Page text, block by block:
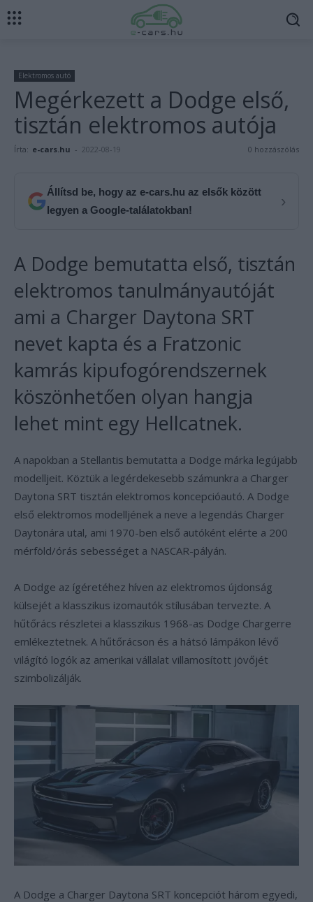
Elektromos autó
Megérkezett a Dodge első,
tisztán elektromos autója
Írta: e-cars.hu - 2022-08-19 0 hozzászólás
Állítsd be, hogy az e-cars.hu az elsők között
legyen a Google-találatokban!
›
A Dodge bemutatta első, tisztán
elektromos tanulmányautóját
ami a Charger Daytona SRT
nevet kapta és a Fratzonic
kamrás kipufogórendszernek
köszönhetően olyan hangja
lehet mint egy Hellcatnek.
A napokban a Stellantis bemutatta a Dodge márka legújabb
modelljeit. Köztük a legérdekesebb számunkra a Charger
Daytona SRT tisztán elektromos koncepcióautó. A Dodge
első elektromos modelljének a neve a legendás Charger
Daytonára utal, ami 1970-ben első autóként elérte a 200
mérföld/órás sebességet a NASCAR-pályán.
A Dodge az ígéretéhez híven az elektromos újdonság
külsejét a klasszikus izomautók stílusában tervezte. A
hűtőrács részletei a klasszikus 1968-as Dodge Chargerre
emlékeztetnek. A hűtőrácson és a hátsó lámpákon lévő
világító logók az amerikai vállalat villamosított jövőjét
szimbolizálják.
A Dodge a Charger Daytona SRT koncepciót három egyedi,